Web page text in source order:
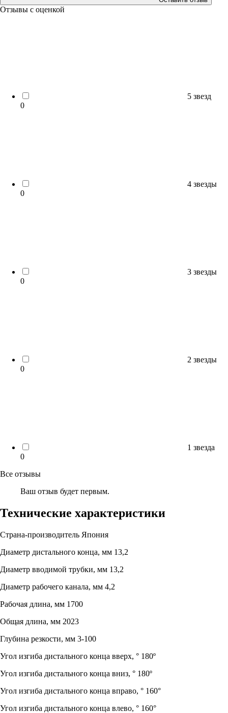
Отзывы с оценкой
5 звезд
0
4 звезды
0
3 звезды
0
2 звезды
0
1 звезда
0
Все отзывы
Ваш отзыв будет первым.
Технические характеристики
Страна-производитель Япония
Диаметр дистального конца, мм 13,2
Диаметр вводимой трубки, мм 13,2
Диаметр рабочего канала, мм 4,2
Рабочая длина, мм 1700
Общая длина, мм 2023
Глубина резкости, мм 3-100
Угол изгиба дистального конца вверх, ° 180º
Угол изгиба дистального конца вниз, ° 180º
Угол изгиба дистального конца вправо, ° 160°
Угол изгиба дистального конца влево, ° 160°